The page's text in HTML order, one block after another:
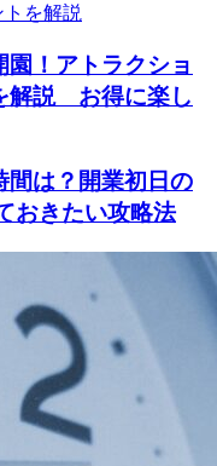
園！アトラクショ
解説 お得に楽し
間は？開業初日の
おきたい攻略法